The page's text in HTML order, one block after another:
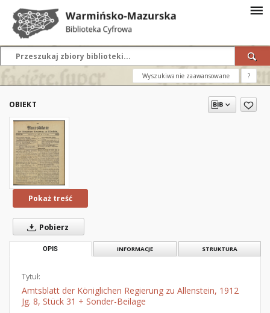
Wyszukiwanie zaawansowane ?
OBIEKT
Pokaż treść
Pobierz
OPIS INFORMACJE STRUKTURA
Tytuł:
Amtsblatt der Königlichen Regierung zu Allenstein, 1912
Jg. 8, Stück 31 + Sonder-Beilage